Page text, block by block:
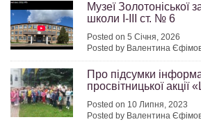
Музеї Золотоніської
школи I-III ст. № 6
Posted on 5 Січня, 2026
Posted by Валентина
Про підсумки
просвітницької акції
Posted on 10 Липня, 2023
Posted by Валентина